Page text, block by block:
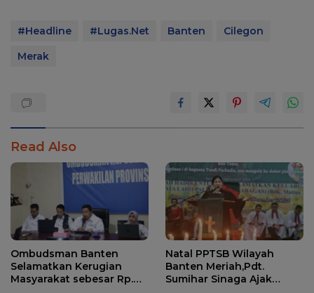
#Headline #Lugas.Net Banten
Cilegon
Merak
Read Also
Ombudsman Banten
Selamatkan Kerugian
Masyarakat sebesar Rp.
Natal PPTSB Wilayah
Banten Meriah,Pdt.
Sumihar Sinaga Ajak